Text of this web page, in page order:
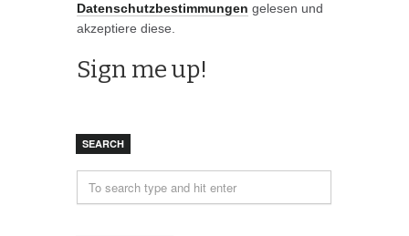
Datenschutzbestimmungen gelesen und
akzeptiere diese.
SEARCH